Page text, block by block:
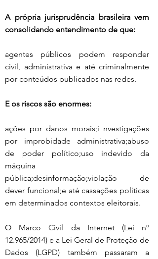
A própria jurisprudência brasileira vem
consolidando entendimento de que:
agentes públicos podem responder
civil, administrativa e até criminalmente
por conteúdos publicados nas redes.
E os riscos são enormes:
ações por danos morais;i nvestigações
por improbidade administrativa;abuso
de poder político;uso indevido da
máquina
pública;desinformação;violação de
dever funcional;e até cassações políticas
em determinados contextos eleitorais.
O Marco Civil da Internet (Lei nº
12.965/2014) e a Lei Geral de Proteção de
Dados (LGPD) também passaram a